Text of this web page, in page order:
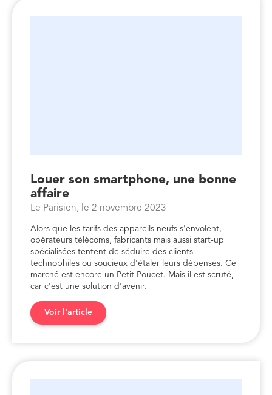
Louer son smartphone, une bonne
affaire
Le Parisien, le 2 novembre 2023
Alors que les tarifs des appareils neufs s'envolent,
opérateurs télécoms, fabricants mais aussi start-up
spécialisées tentent de séduire des clients
technophiles ou soucieux d'étaler leurs dépenses. Ce
marché est encore un Petit Poucet. Mais il est scruté,
car c'est une solution d'avenir.
Voir l'article